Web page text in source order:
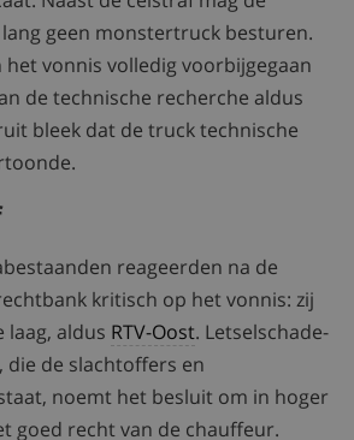
geen monstertruck besturen.
het vonnis volledig voorbijgegaan
de technische recherche aldus
bleek dat de truck technische
reageerden na de
kritisch op het vonnis: zij
laag, aldus RTV-Oost. Letselschade-
die de slachtoffers en
noemt het besluit om in hoger
goed recht van de chauffeur.